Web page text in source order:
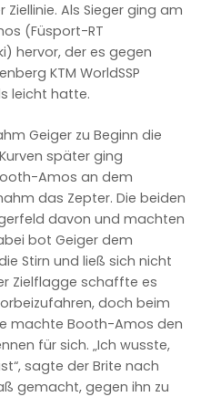
Als Sieger ging am
(Füsport-RT
hervor, der es gegen
KTM WorldSSP
leicht hatte.
Geiger zu Beginn die
später ging
Amos an dem
das Zepter. Die beiden
davon und machten
bot Geiger dem
Stirn und ließ sich nicht
Zielflagge schaffte es
doch beim
machte Booth-Amos den
für sich. „Ich wusste,
sagte der Brite nach
gemacht, gegen ihn zu